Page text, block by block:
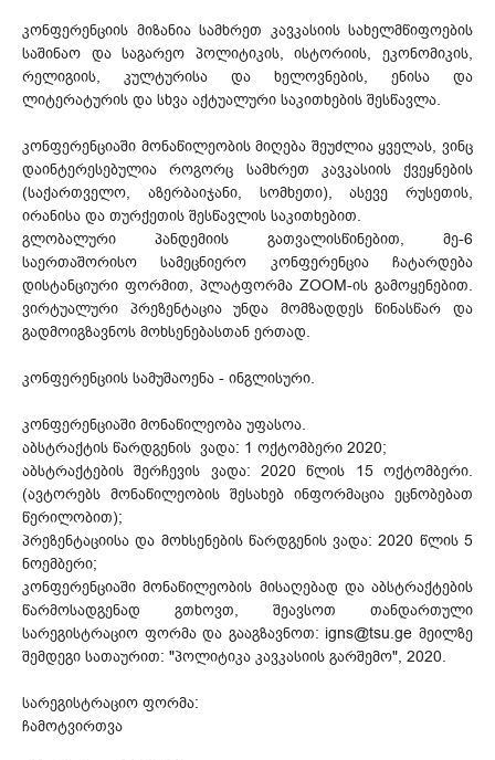
კონფერენციის მიზანია სამხრეთ კავკასიის სახელმწიფოების
საშინაო და საგარეო პოლიტიკის, ისტორიის, ეკონომიკის,
რელიგიის, კულტურისა და ხელოვნების, ენისა და
ლიტერატურის და სხვა აქტუალური საკითხების შესწავლა.
კონფერენციაში მონაწილეობის მიღება შეუძლია ყველას, ვინც
დაინტერესებულია როგორც სამხრეთ კავკასიის ქვეყნების
(საქართველო, აზერბაიჯანი, სომხეთი), ასევე რუსეთის,
ირანისა და თურქეთის შესწავლის საკითხებით.
გლობალური პანდემიის გათვალისწინებით, მე-6
საერთაშორისო სამეცნიერო კონფერენცია ჩატარდება
დისტანციური ფორმით, პლატფორმა ZOOM-ის გამოყენებით.
ვირტუალური პრეზენტაცია უნდა მომზადდეს წინასწარ და
გადმოიგზავნოს მოხსენებასთან ერთად.
კონფერენციის სამუშაოენა - ინგლისური.
კონფერენციაში მონაწილეობა უფასოა.
აბსტრაქტის წარდგენის ვადა: 1 ოქტომბერი 2020;
აბსტრაქტების შერჩევის ვადა: 2020 წლის 15 ოქტომბერი.
(ავტორებს მონაწილეობის შესახებ ინფორმაცია ეცნობებათ
წერილობით);
პრეზენტაციისა და მოხსენების წარდგენის ვადა: 2020 წლის 5
ნოემბერი;
კონფერენციაში მონაწილეობის მისაღებად და აბსტრაქტების
წარმოსადგენად გთხოვთ, შეავსოთ თანდართული
სარეგისტრაციო ფორმა და გააგზავნოთ: igns@tsu.ge მეილზე
შემდეგი სათაურით: "პოლიტიკა კავკასიის გარშემო", 2020.
სარეგისტრაციო ფორმა:
ჩამოტვირთვა